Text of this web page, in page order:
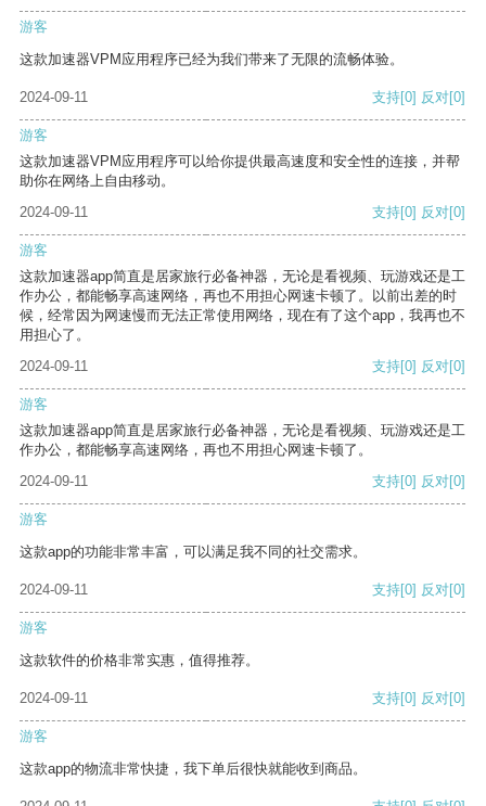
游客
这款加速器VPM应用程序已经为我们带来了无限的流畅体验。
2024-09-11 支持[0] 反对[0]
游客
这款加速器VPM应用程序可以给你提供最高速度和安全性的连接，并帮
助你在网络上自由移动。
2024-09-11
支持[0] 反对[0]
游客
这款加速器app简直是居家旅行必备神器，无论是看视频、玩游戏还是工
作办公，都能畅享高速网络，再也不用担心网速卡顿了。以前出差的时
候，经常因为网速慢而无法正常使用网络，现在有了这个app，我再也不
用担心了。
2024-09-11
支持[0] 反对[0]
游客
这款加速器app简直是居家旅行必备神器，无论是看视频、玩游戏还是工
作办公，都能畅享高速网络，再也不用担心网速卡顿了。
2024-09-11
支持[0] 反对[0]
游客
这款app的功能非常丰富，可以满足我不同的社交需求。
2024-09-11 支持[0] 反对[0]
游客
这款软件的价格非常实惠，值得推荐。
2024-09-11 支持[0] 反对[0]
游客
这款app的物流非常快捷，我下单后很快就能收到商品。